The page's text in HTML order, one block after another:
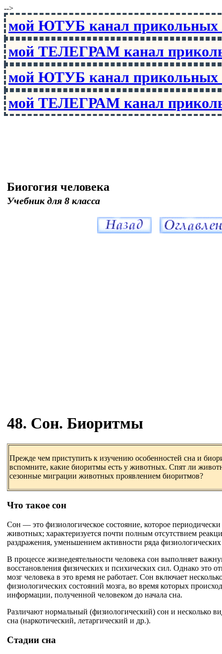
-->
мой ЮТУБ канал
мой ТЕЛЕГРАМ канал
мой ЮТУБ канал
мой ТЕЛЕГРАМ канал
Биогогия человека
Учебник для 8 класса
48. Сон. Биоритмы
Прежде чем приступить к изучению особенностей сна и
вспомните, какие биоритмы есть у животных. Спят ли
сезонные миграции животных проявлением биоритмов?
Что такое сон
Сон — это физиологическое состояние, которое периодически
животных; характеризуется почти полным отсутствием
раздражения, уменьшением активности ряда
В процессе жизнедеятельности человека сон выполняет
восстановления физических и психических сил. Однако это
мозг человека в это время не работает. Сон включает
физиологических состояний мозга, во время которых
информации, полученной человеком до начала сна.
Различают нормальный (физиологический) сон и несколько
сна (наркотический, летаргический и др.).
Стадии сна